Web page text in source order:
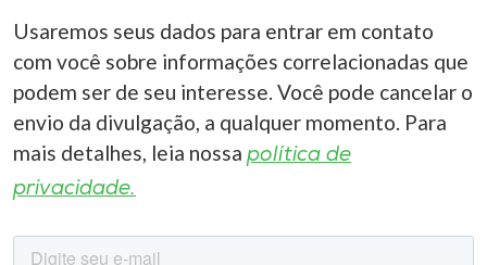
Usaremos seus dados para entrar em contato
com você sobre informações correlacionadas que
podem ser de seu interesse. Você pode cancelar o
envio da divulgação, a qualquer momento. Para
mais detalhes, leia nossa política de
privacidade.